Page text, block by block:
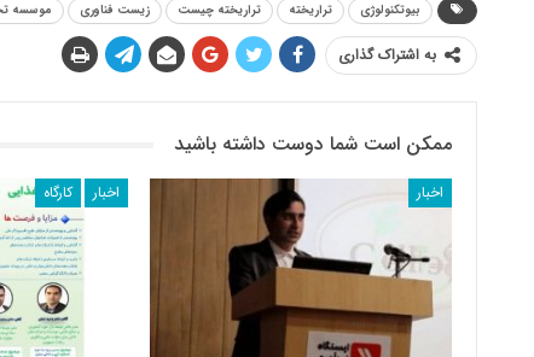
بیوتکنولوژی تراریخته تراریخته چیست زیست فناوری موسسه
به اشتراک گذاری
ممکن است شما دوست داشته باشید
اخبار اخبار کارگاه